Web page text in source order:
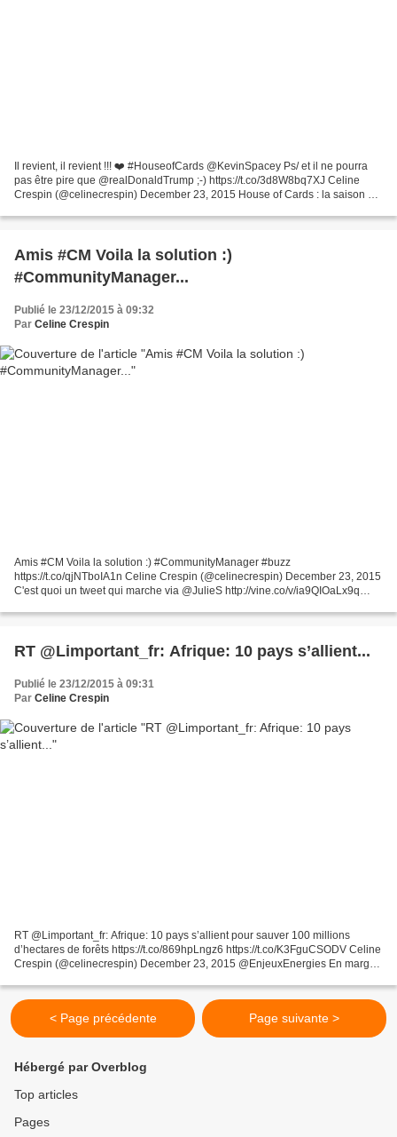
Il revient, il revient !!! ❤️ #HouseofCards @KevinSpacey Ps/ et il ne pourra
pas être pire que @realDonaldTrump ;-) https://t.co/3d8W8bq7XJ Celine
Crespin (@celinecrespin) December 23, 2015 House of Cards : la saison 4
Amis #CM Voila la solution :)
#CommunityManager...
Publié le 23/12/2015 à 09:32
Par Celine Crespin
Amis #CM Voila la solution :) #CommunityManager #buzz
https://t.co/qjNTboIA1n Celine Crespin (@celinecrespin) December 23, 2015
C'est quoi un tweet qui marche via @JulieS http://vine.co/v/ia9QIOaLx9q
RT @Limportant_fr: Afrique: 10 pays s’allient...
Publié le 23/12/2015 à 09:31
Par Celine Crespin
RT @Limportant_fr: Afrique: 10 pays s’allient pour sauver 100 millions
d’hectares de forêts https://t.co/869hpLngz6 https://t.co/K3FguCSODV Celine
Crespin (@celinecrespin) December 23, 2015 @EnjeuxEnergies En marge
< Page précédente Page suivante >
Hébergé par Overblog
Top articles
Pages